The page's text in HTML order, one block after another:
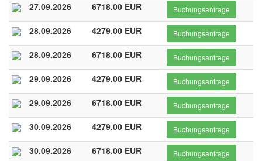
27.09.2026 6718.00 EUR Buchungsanfrage
28.09.2026 4279.00 EUR Buchungsanfrage
28.09.2026 6718.00 EUR Buchungsanfrage
29.09.2026 4279.00 EUR Buchungsanfrage
29.09.2026 6718.00 EUR Buchungsanfrage
30.09.2026 4279.00 EUR Buchungsanfrage
30.09.2026 6718.00 EUR Buchungsanfrage